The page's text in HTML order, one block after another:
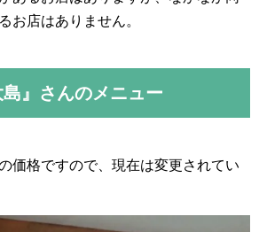
お店はありません。
島』さんのメニュー
価格ですので、現在は変更されてい